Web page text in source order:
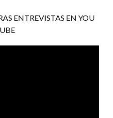
ENTREVISTAS EN YOU